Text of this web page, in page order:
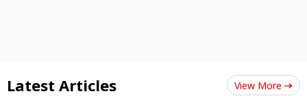
Latest Articles View More